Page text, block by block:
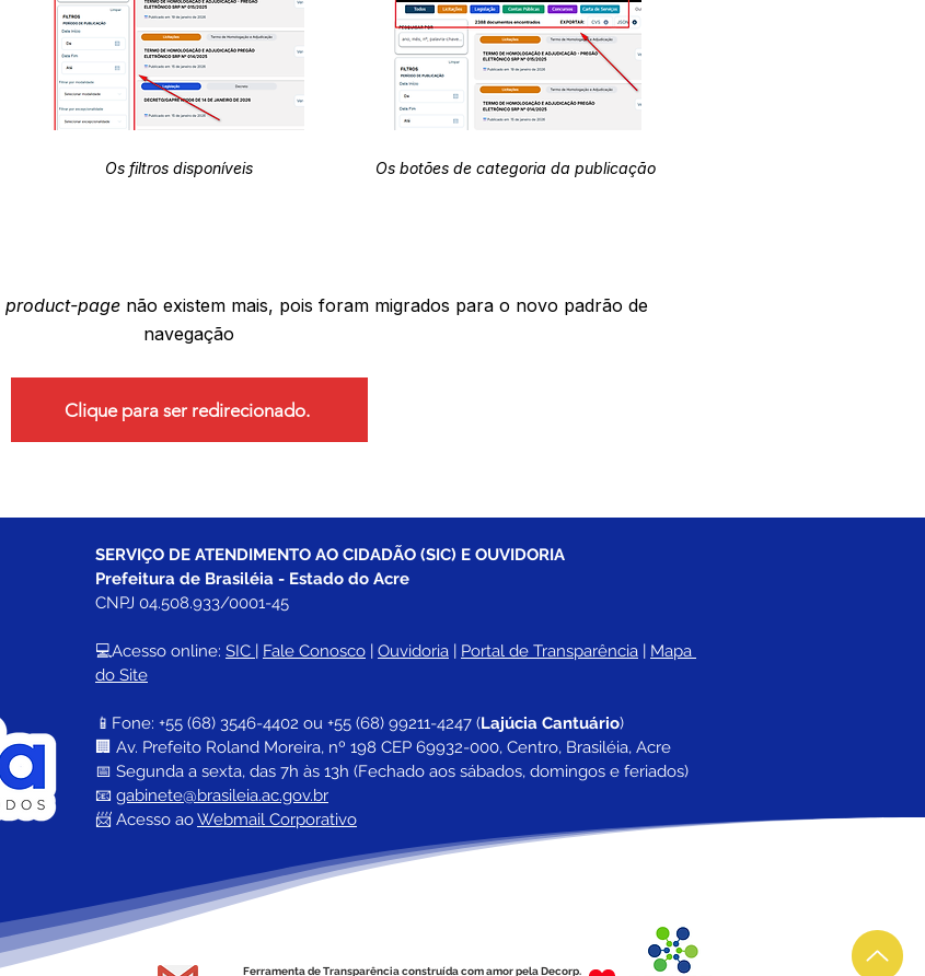
Os filtros disponíveis Os botões de categoria da publicação
product-page não existem mais, pois foram migrados para o novo padrão de
navegação
Clique para ser redirecionado.
SERVIÇO DE ATENDIMENTO AO CIDADÃO (SIC) E OUVIDORIA
Prefeitura de Brasiléia - Estado do Acre
CNPJ 04.508.933/0001-45
💻Acesso online: SIC | Fale Conosco | Ouvidoria | Portal de Transparência | Mapa
do Site
📱Fone: +55 (68) 3546-4402 ou +55 (68) 99211-4247 (Lajúcia Cantuário)
🏢 Av. Prefeito Roland Moreira, nº 198 CEP 69932-000, Centro, Brasiléia, Acre
📅 Segunda a sexta, das 7h às 13h (Fechado aos sábados, domingos e feriados)
📧 gabinete@brasileia.ac.gov.br
📨 Acesso ao Webmail Corporativo
Ferramenta de Transparência construída com amor pela Decorp.